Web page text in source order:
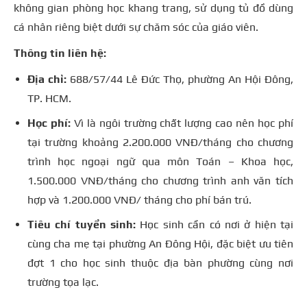
không gian phòng học khang trang, sử dụng tủ đồ dùng
cá nhân riêng biệt dưới sự chăm sóc của giáo viên.
Thông tin liên hệ:
Địa chỉ: 688/57/44 Lê Đức Thọ, phường An Hội Đông,
TP. HCM.
Học phí: Vì là ngôi trường chất lượng cao nên học phí
tại trường khoảng 2.200.000 VNĐ/tháng cho chương
trình học ngoại ngữ qua môn Toán – Khoa học,
1.500.000 VNĐ/tháng cho chương trình anh văn tích
hợp và 1.200.000 VNĐ/ tháng cho phí bán trú.
Tiêu chí tuyển sinh: Học sinh cần có nơi ở hiện tại
cùng cha mẹ tại phường An Đông Hội, đặc biệt ưu tiên
đợt 1 cho học sinh thuộc địa bàn phường cùng nơi
trường tọa lạc.